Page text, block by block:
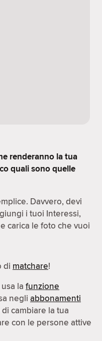
renderanno la tua
quali sono quelle
Davvero, devi
i tuoi Interessi,
carica le foto che vuoi
di matchare!
la funzione
negli abbonamenti
cambiare la tua
con le persone attive